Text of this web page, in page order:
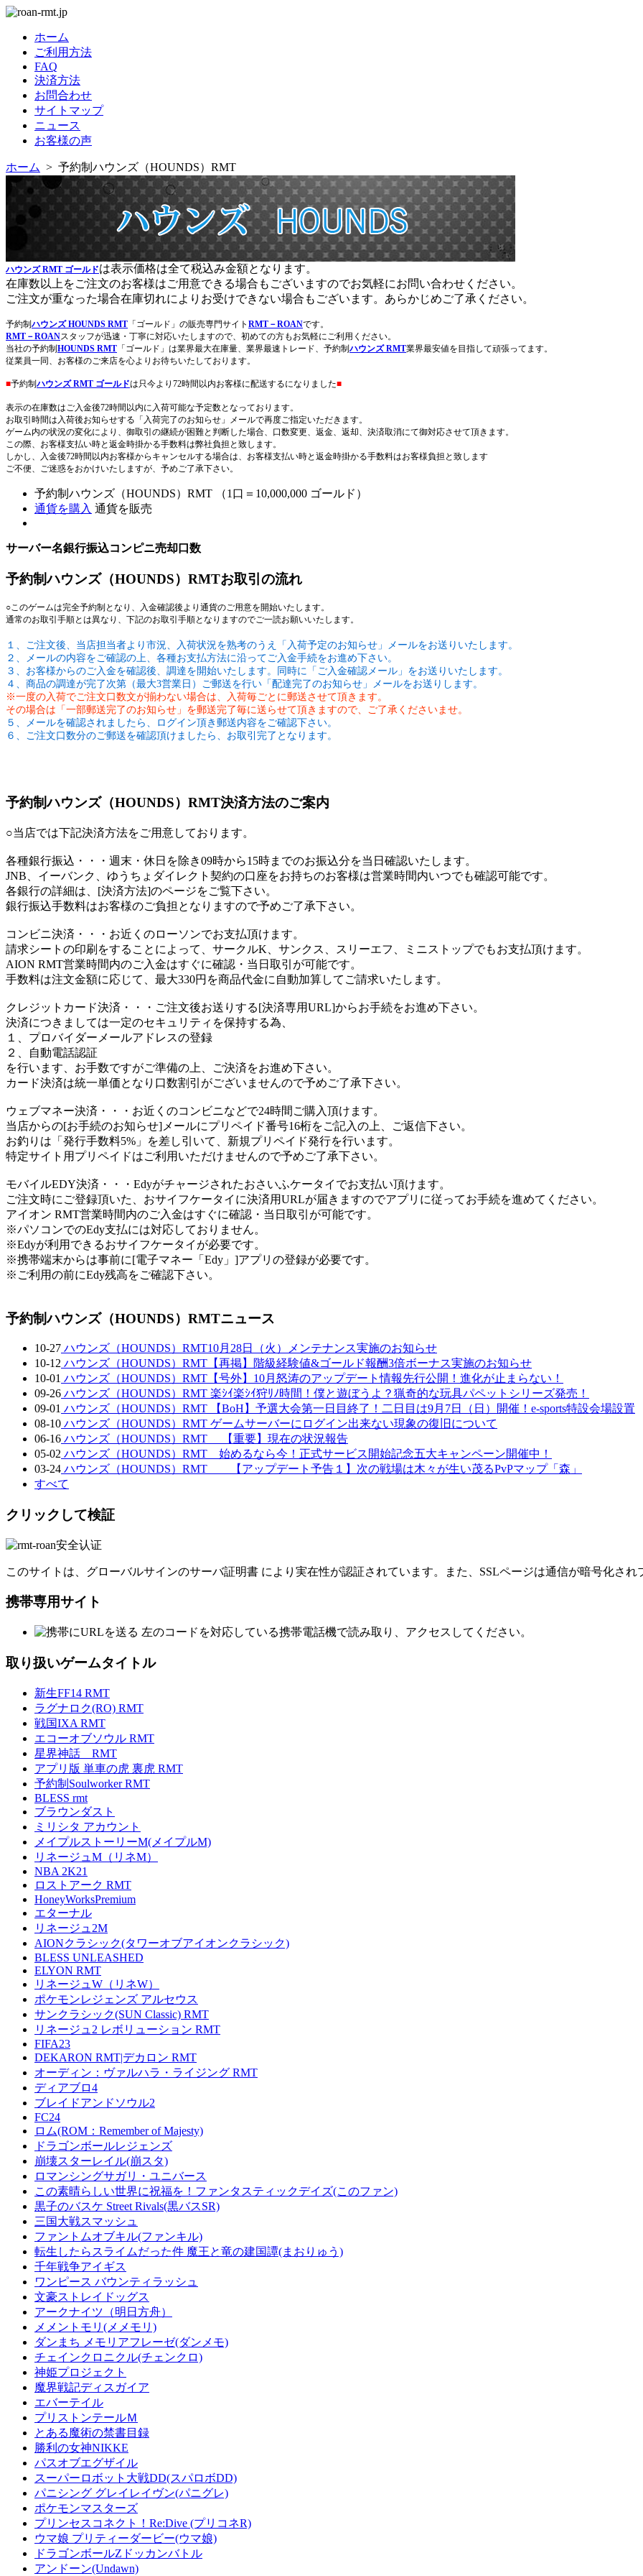
ホーム
ご利用方法
FAQ
決済方法
お問合わせ
サイトマップ
ニュース
お客様の声
ホーム > 予約制ハウンズ（HOUNDS）RMT
ハウンズ RMT ゴールドは表示価格は全て税込み金額となります。
在庫数以上をご注文のお客様はご用意できる場合もございますのでお気軽にお問い合わせください。
ご注文が重なった場合在庫切れによりお受けできない場合もございます。あらかじめご了承ください。
予約制 ハウンズ HOUNDS RMT 「ゴールド」の販売専門サイト RMT－ROANです。
RMT－ROANスタッフが迅速・丁寧に対応いたしますので、初めての方もお気軽にご利用ください。
当社の予約制 HOUNDS RMT 「ゴールド」は業界最大在庫量、業界最速トレード、予約制 ハウンズ RMT業界最安値を目指して頑張ってます。
従業員一同、お客様のご来店を心よりお待ちいたしております。
■予約制 ハウンズ RMT ゴールドは只今より72時間以内お客様に配送するになりました■
表示の在庫数はご入金後72時間以内に入荷可能な予定数となっております。
お取引時間は入荷後お知らせする「入荷完了のお知らせ」メールで再度ご指定いただきます。
ゲーム内の状況の変化により、御取引の継続が困難と判断した場合、口数変更、返金、返却、決済取消にて御対応させて頂きます。
この際、お客様支払い時と返金時掛かる手数料は弊社負担と致します。
しかし、入金後72時間以内お客様からキャンセルする場合は、お客様支払い時と返金時掛かる手数料はお客様負担と致します
ご不便、ご迷惑をおかけいたしますが、予めご了承下さい。
予約制ハウンズ（HOUNDS）RMT （1口＝10,000,000 ゴールド）
通貨を購入 通貨を販売
サーバー名銀行振込コンピニ売却口数
予約制ハウンズ（HOUNDS）RMTお取引の流れ
○このゲームは完全予約制となり、入金確認後より通貨のご用意を開始いたします。
通常のお取引手順とは異なり、下記のお取引手順となりますのでご一読お願いいたします。
１、ご注文後、当店担当者より市況、入荷状況を熟考のうえ「入荷予定のお知らせ」メールをお送りいたします。
２、メールの内容をご確認の上、各種お支払方法に沿ってご入金手続をお進め下さい。
３、お客様からのご入金を確認後、調達を開始いたします。同時に「ご入金確認メール」をお送りいたします。
４、商品の調達が完了次第（最大3営業日）ご郵送を行い「配達完了のお知らせ」メールをお送りします。
※一度の入荷でご注文口数文が揃わない場合は、入荷毎ごとに郵送させて頂きます。
その場合は「一部郵送完了のお知らせ」を郵送完了毎に送らせて頂きますので、ご了承くださいませ。
５、メールを確認されましたら、ログイン頂き郵送内容をご確認下さい。
６、ご注文口数分のご郵送を確認頂けましたら、お取引完了となります。
予約制ハウンズ（HOUNDS）RMT決済方法のご案内
○当店では下記決済方法をご用意しております。
各種銀行振込 ・・・週末・休日を除き09時から15時までのお振込分を当日確認いたします。
JNB、イーバンク、ゆうちょダイレクト契約の口座をお持ちのお客様は営業時間内いつでも確認可能です。
各銀行の詳細は、[決済方法]のページをご覧下さい。
銀行振込手数料はお客様のご負担となりますので予めご了承下さい。
コンビニ決済 ・・・お近くのローソンでお支払頂けます。
請求シートの印刷をすることによって、サークルK、サンクス、スリーエフ、ミニストップでもお支払頂けます。
AION RMT営業時間内のご入金はすぐに確認・当日取引が可能です。
手数料は注文金額に応じて、最大330円を商品代金に自動加算してご請求いたします。
クレジットカード決済 ・・・ご注文後お送りする[決済専用URL]からお手続をお進め下さい。
決済につきましては一定のセキュリティを保持する為、
１、プロバイダーメールアドレスの登録
２、自動電話認証
を行います、お手数ですがご準備の上、ご決済をお進め下さい。
カード決済は統一単価となり口数割引がございませんので予めご了承下さい。
ウェブマネー決済 ・・・お近くのコンビニなどで24時間ご購入頂けます。
当店からの[お手続のお知らせ]メールにプリペイド番号16桁をご記入の上、ご返信下さい。
お釣りは「発行手数料5%」を差し引いて、新規プリペイド発行を行います。
特定サイト用プリペイドはご利用いただけませんので予めご了承下さい。
モバイルEDY決済 ・・・Edyがチャージされたおさいふケータイでお支払い頂けます。
ご注文時にご登録頂いた、おサイフケータイに決済用URLが届きますのでアプリに従ってお手続を進めてください。
アイオン RMT営業時間内のご入金はすぐに確認・当日取引が可能です。
※パソコンでのEdy支払には対応しておりません。
※Edyが利用できるおサイフケータイが必要です。
※携帯端末からは事前に[電子マネー「Edy」]アプリの登録が必要です。
※ご利用の前にEdy残高をご確認下さい。
予約制ハウンズ（HOUNDS）RMTニュース
10-27 ハウンズ（HOUNDS）RMT10月28日（火）メンテナンス実施のお知らせ
10-12 ハウンズ（HOUNDS）RMT【再掲】階級経験値&ゴールド報酬3倍ボーナス実施のお知らせ
10-01 ハウンズ（HOUNDS）RMT【号外】10月怒涛のアップデート情報先行公開！進化が止まらない！
09-26 ハウンズ（HOUNDS）RMT 楽ｼｲ楽ｼｲ狩ﾘﾉ時間！僕と遊ぼうよ？猟奇的な玩具パペットシリーズ発売！
09-01 ハウンズ（HOUNDS）RMT 【BoH】予選大会第一日目終了！二日目は9月7日（日）開催！e-sports特設会場設置
08-10 ハウンズ（HOUNDS）RMT ゲームサーバーにログイン出来ない現象の復旧について
06-16 ハウンズ（HOUNDS）RMT 【重要】現在の状況報告
05-02 ハウンズ（HOUNDS）RMT 始めるなら今！正式サービス開始記念五大キャンペーン開催中！
03-24 ハウンズ（HOUNDS）RMT 【アップデート予告１】次の戦場は木々が生い茂るPvPマップ「森」
すべて
クリックして検証
このサイトは、グローバルサインのサーバ証明書 により実在性が認証されています。また、SSLページは通信が暗号化され
携帯専用サイト
左のコードを対応している携帯電話機で読み取り、アクセスしてください。
取り扱いゲームタイトル
新生FF14 RMT
ラグナロク(RO) RMT
戦国IXA RMT
エコーオブソウル RMT
星界神話 RMT
アプリ版 単車の虎 裏虎 RMT
予約制Soulworker RMT
BLESS rmt
ブラウンダスト
ミリシタ アカウント
メイプルストーリーM(メイプルM)
リネージュM（リネM）
NBA 2K21
ロストアーク RMT
HoneyWorksPremium
エターナル
リネージュ2M
AIONクラシック(タワーオブアイオンクラシック)
BLESS UNLEASHED
ELYON RMT
リネージュW（リネW）
ポケモンレジェンズ アルセウス
サンクラシック(SUN Classic) RMT
リネージュ2 レボリューション RMT
FIFA23
DEKARON RMT|デカロン RMT
オーディン：ヴァルハラ・ライジング RMT
ディアブロ4
ブレイドアンドソウル2
FC24
ロム(ROM：Remember of Majesty)
ドラゴンボールレジェンズ
崩壊スターレイル(崩スタ)
ロマンシングサガリ・ユニバース
この素晴らしい世界に祝福を！ファンタスティックデイズ(このファン)
黒子のバスケ Street Rivals(黒バスSR)
三国大戦スマッシュ
ファントムオブキル(ファンキル)
転生したらスライムだった件 魔王と竜の建国譚(まおりゅう)
千年戦争アイギス
ワンピース バウンティラッシュ
文豪ストレイドッグス
アークナイツ（明日方舟）
メメントモリ(メメモリ)
ダンまち メモリアフレーゼ(ダンメモ)
チェインクロニクル(チェンクロ)
神姫プロジェクト
魔界戦記ディスガイア
エバーテイル
プリストンテールＭ
とある魔術の禁書目録
勝利の女神NIKKE
パスオブエグザイル
スーパーロボット大戦DD(スパロボDD)
パニシング グレイレイヴン(パニグレ)
ポケモンマスターズ
プリンセスコネクト！Re:Dive (プリコネR)
ウマ娘 プリティーダービー(ウマ娘)
ドラゴンボールZドッカンバトル
アンドーン(Undawn)